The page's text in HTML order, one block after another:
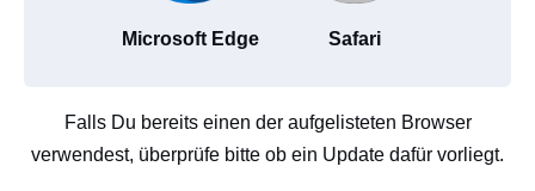
Microsoft Edge Safari
Falls Du bereits einen der aufgelisteten Browser
verwendest, überprüfe bitte ob ein Update dafür vorliegt.